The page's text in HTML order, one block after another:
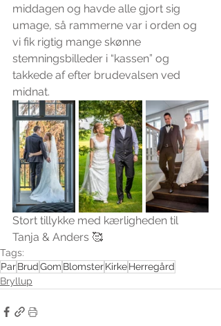
middagen og havde alle gjort sig
umage, så rammerne var i orden og
vi fik rigtig mange skønne
stemningsbilleder i “kassen” og
takkede af efter brudevalsen ved
midnat.
Stort tillykke med kærligheden til
Tanja & Anders 🥰
Tags:
ParBrudGom BlomsterKirkeHerregård
Bryllup